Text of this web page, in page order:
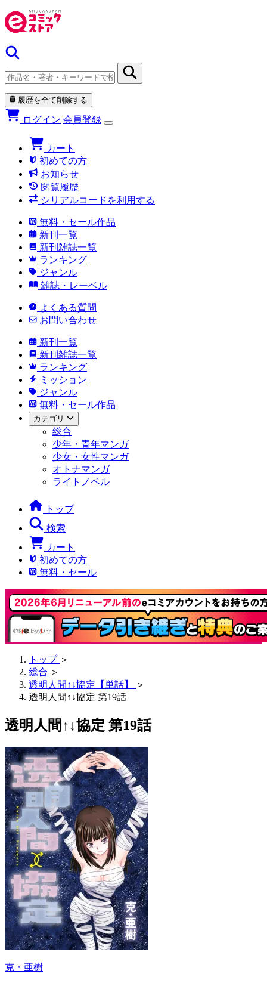
履歴を全て削除する
ログイン 会員登録
カート
初めての方
お知らせ
閲覧履歴
シリアルコードを利用する
無料・セール作品
新刊一覧
新刊雑誌一覧
ランキング
ジャンル
雑誌・レーベル
よくある質問
お問い合わせ
新刊一覧
新刊雑誌一覧
ランキング
ミッション
ジャンル
無料・セール作品
カテゴリ
総合
少年・青年マンガ
少女・女性マンガ
オトナマンガ
ライトノベル
トップ
検索
カート
初めての方
無料・セール
トップ ＞
総合 ＞
透明人間↑↓協定【単話】
＞
透明人間↑↓協定 第19話
透明人間↑↓協定 第19話
克・亜樹